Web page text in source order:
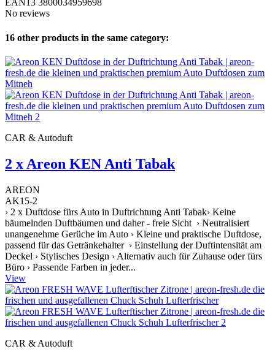
EAN13 3800034959698
No reviews
16 other products in the same category:
CAR & Autoduft
2 x Areon KEN Anti Tabak
AREON
AK15-2
› 2 x Duftdose fürs Auto in Duftrichtung Anti Tabak› Keine
bäumelnden Duftbäumen und daher - freie Sicht › Neutralisiert
unangenehme Gerüche im Auto › Kleine und praktische Duftdose,
passend für das Getränkehalter › Einstellung der Duftintensität am
Deckel › Stylisches Design › Alternativ auch für Zuhause oder fürs
Büro › Passende Farben in jeder...
View
CAR & Autoduft